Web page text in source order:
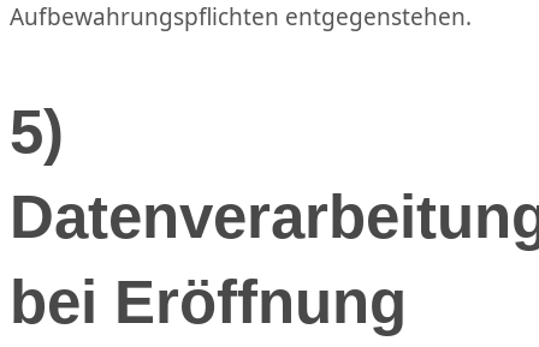
Aufbewahrungspflichten entgegenstehen.
5)
bei Eröffnung